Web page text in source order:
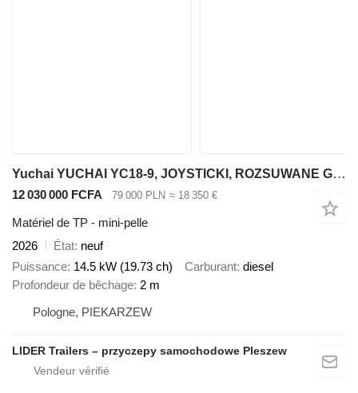
Yuchai YUCHAI YC18-9, JOYSTICKI, ROZSUWANE GĄSIENICE, silnik DIESEL YAN
12 030 000 FCFA 79 000 PLN ≈ 18 350 €
Matériel de TP - mini-pelle
2026
État neuf
Puissance 14.5 kW (19.73 ch) Carburant diesel
Profondeur de bêchage 2 m
Pologne, PIEKARZEW
LIDER Trailers – przyczepy samochodowe Pleszew